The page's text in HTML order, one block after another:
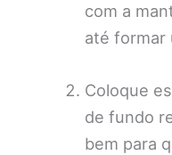
com a
até formar
Coloque
de fundo
bem para